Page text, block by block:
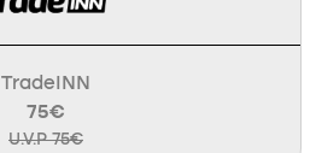
TradeINN
75€
U.V.P 75€